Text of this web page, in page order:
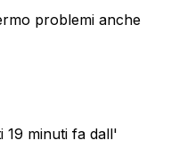
problemi anche
19 minuti fa dall'